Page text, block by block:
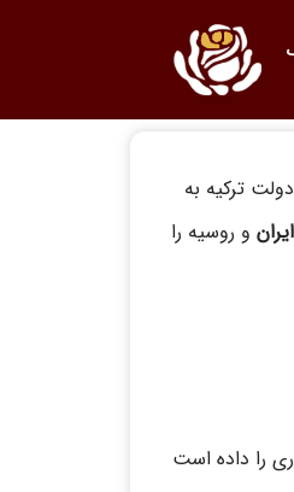
ترکیه به
ایران و روسیه را
را داده است